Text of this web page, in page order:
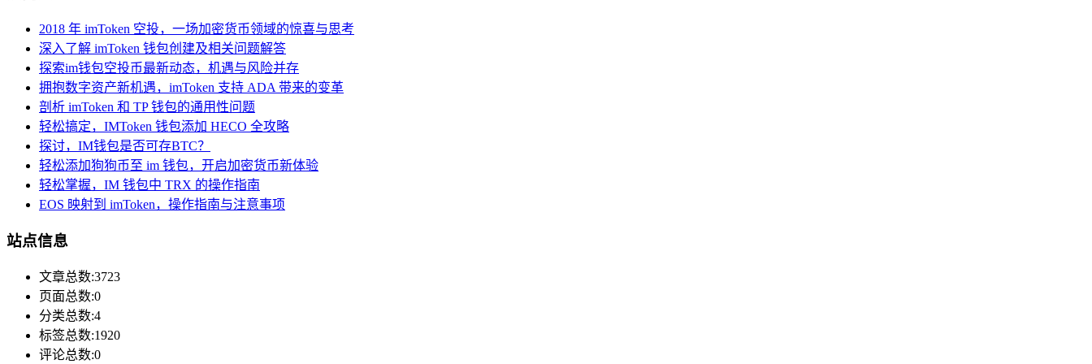
2018 年 imToken 空投，一场加密货币领域的惊喜与思考
深入了解 imToken 钱包创建及相关问题解答
探索im钱包空投币最新动态，机遇与风险并存
拥抱数字资产新机遇，imToken 支持 ADA 带来的变革
剖析 imToken 和 TP 钱包的通用性问题
轻松搞定，IMToken 钱包添加 HECO 全攻略
探讨，IM钱包是否可存BTC？
轻松添加狗狗币至 im 钱包，开启加密货币新体验
轻松掌握，IM 钱包中 TRX 的操作指南
EOS 映射到 imToken，操作指南与注意事项
站点信息
文章总数:3723
页面总数:0
分类总数:4
标签总数:1920
评论总数:0